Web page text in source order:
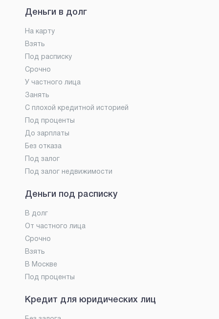
Деньги в долг
На карту
Взять
Под расписку
Срочно
У частного лица
Занять
С плохой кредитной историей
Под проценты
До зарплаты
Без отказа
Под залог
Под залог недвижимости
Деньги под расписку
В долг
От частного лица
Срочно
Взять
В Москве
Под проценты
Кредит для юридических лиц